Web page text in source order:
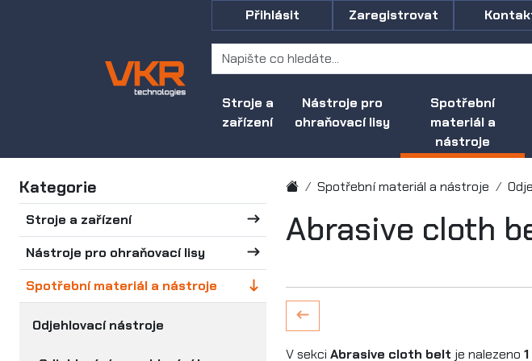
Stroje a
zařízení
Nástroje pro
ohraňovací lisy
Spotřební
materiál a
nástroje
Přihlásit Zaregistrovat
Kategorie
Stroje a zařízení
Nástroje pro ohraňovací lisy
Spotřební materiál a nástroje
Odjehlovací nástroje
Spotřební materiál a nástroje
Abrasive cloth
V sekci Abrasive cloth belt je nalezeno 1